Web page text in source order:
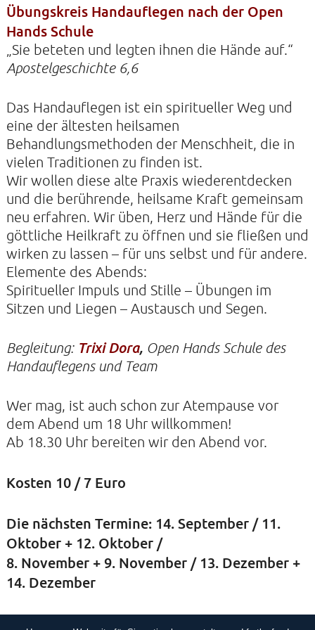
KONTAKTE
SO KOMMEN SIE ZU UNS
UNSER PROFIL
FILM ZUR KIRCHE DER STILLE
FÖRDERVEREIN
VERMIETUNG
NEWSLETTER
ARCHIV
IMPRESSUM
DATENSCHUTZERKLÄRUNG
KIRCHE DER STILLE
Tel: 040-21088468
Übungskreis Handauflegen nach der Open
Hands Schule
„Sie beteten und legten ihnen die Hände auf.“
Apostelgeschichte 6,6
Das Handauflegen ist ein spiritueller Weg und
eine der ältesten heilsamen
Behandlungsmethoden der Menschheit, die in
vielen Traditionen zu finden ist.
Wir wollen diese alte Praxis wiederentdecken
und die berührende, heilsame Kraft gemeinsam
neu erfahren. Wir üben, Herz und Hände für die
göttliche Heilkraft zu öffnen und sie fließen und
wirken zu lassen – für uns selbst und für andere.
Elemente des Abends:
Spiritueller Impuls und Stille – Übungen im
Sitzen und Liegen – Austausch und Segen.
Begleitung:Trixi Dora,Open Hands Schule des
Handauflegens und Team
Wer mag, ist auch schon zur Atempause vor
dem Abend um 18 Uhr willkommen!
Ab 18.30 Uhr bereiten wir den Abend vor.
Kosten 10 / 7 Euro
Die nächsten Termine: 14. September / 11.
Oktober + 12. Oktober /
8. November + 9. November / 13. Dezember +
14. Dezember